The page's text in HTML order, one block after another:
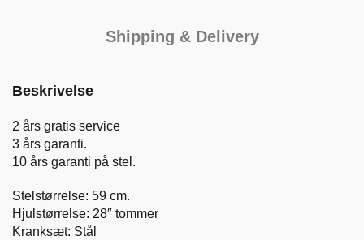
Shipping & Delivery
Beskrivelse
2 års gratis service
3 års garanti.
10 års garanti på stel.
Stelstørrelse:​ 59​ ​cm.
Hjulstørrelse: 28″ tommer
Kranksæt: Stål